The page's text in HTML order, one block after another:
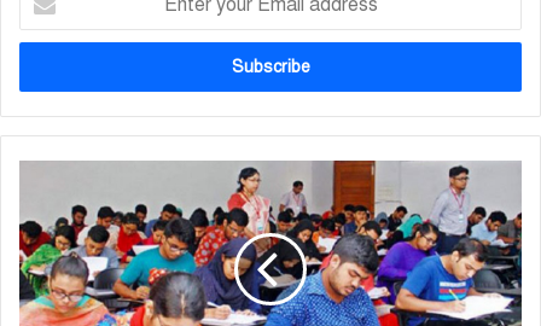
your
Email
ভর্তি
পরীক্ষার
ফল
প্রকাশ।